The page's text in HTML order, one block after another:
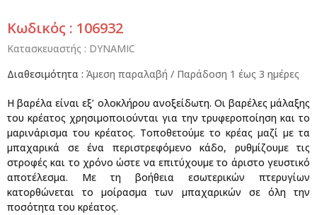
Κωδικός : 106932
Κατασκευαστής : DYNAMIC
Διαθεσιμότητα : Άμεση παραλαβή / Παράδoση 1 έως 3 ημέρες
Η βαρέλα είναι εξ’ ολοκλήρου ανοξείδωτη. Οι βαρέλες μάλαξης
του κρέατος χρησιμοποιούνται για την τρυφεροποίηση και το
μαρινάρισμα του κρέατος. Τοποθετούμε το κρέας μαζί με τα
μπαχαρικά σε ένα περιστρεφόμενο κάδο, ρυθμίζουμε τις
στροφές και το χρόνο ώστε να επιτύχουμε το άριστο γευστικό
αποτέλεσμα. Με τη βοήθεια εσωτερικών πτερυγίων
κατορθώνεται το μοίρασμα των μπαχαρικών σε όλη την
ποσότητα του κρέατος.